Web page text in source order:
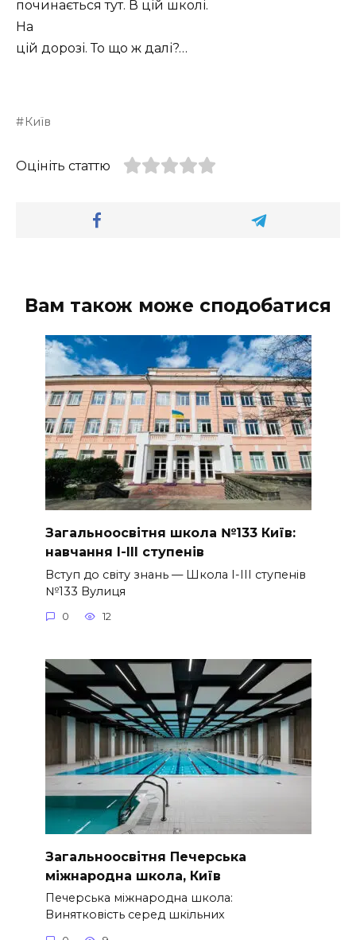
починається тут. В цій школі.
На
цій дорозі. То що ж далі?…
Київ
Оцініть статтю
Вам також може сподобатися
Загальноосвітня школа №133 Київ:
навчання I-III ступенів
Вступ до світу знань — Школа I-III ступенів
№133 Вулиця
0 12
Загальноосвітня Печерська
міжнародна школа, Київ
Печерська міжнародна школа:
Винятковість серед шкільних